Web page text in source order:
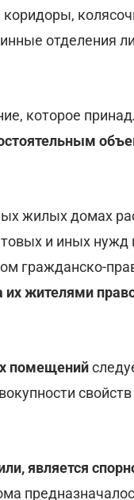
отделения
которое
жилых домах
и иных
гражданско-
жителями
помещений
является